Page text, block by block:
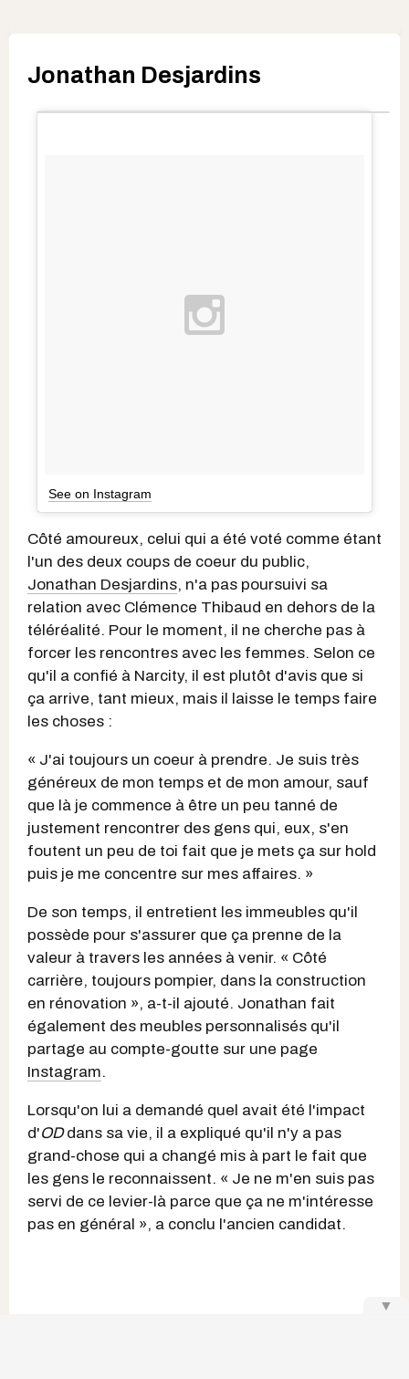
Jonathan Desjardins
See on Instagram
Côté amoureux, celui qui a été voté comme étant
l'un des deux coups de coeur du public,
Jonathan Desjardins, n'a pas poursuivi sa
relation avec Clémence Thibaud en dehors de la
téléréalité. Pour le moment, il ne cherche pas à
forcer les rencontres avec les femmes. Selon ce
qu'il a confié à Narcity, il est plutôt d'avis que si
ça arrive, tant mieux, mais il laisse le temps faire
les choses :
« J'ai toujours un coeur à prendre. Je suis très
généreux de mon temps et de mon amour, sauf
que là je commence à être un peu tanné de
justement rencontrer des gens qui, eux, s'en
foutent un peu de toi fait que je mets ça sur hold
puis je me concentre sur mes affaires. »
De son temps, il entretient les immeubles qu'il
possède pour s'assurer que ça prenne de la
valeur à travers les années à venir. « Côté
carrière, toujours pompier, dans la construction
en rénovation », a-t-il ajouté. Jonathan fait
également des meubles personnalisés qu'il
partage au compte-goutte sur une page
Instagram.
Lorsqu'on lui a demandé quel avait été l'impact
d'ODdans sa vie, il a expliqué qu'il n'y a pas
grand-chose qui a changé mis à part le fait que
les gens le reconnaissent. « Je ne m'en suis pas
servi de ce levier-là parce que ça ne m'intéresse
pas en général », a conclu l'ancien candidat.
▼